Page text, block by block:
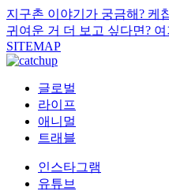
지구촌 이야기가 궁금해? 케
귀여운 거 더 보고 싶다면?
SITEMAP
글로벌
라이프
애니멀
트래블
인스타그램
유튜브